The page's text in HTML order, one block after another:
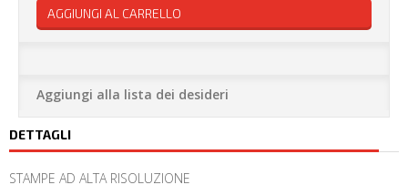
AGGIUNGI AL CARRELLO
Aggiungi alla lista dei desideri
DETTAGLI
STAMPE AD ALTA RISOLUZIONE